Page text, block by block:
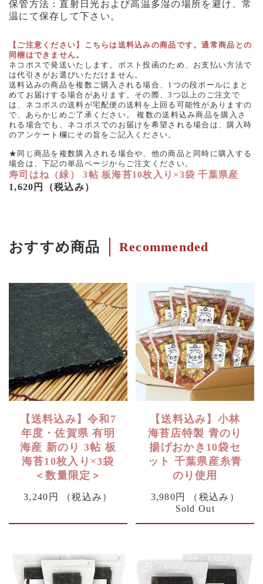
保管方法：直射日光および高温多湿の場所を避け、常
温にて保存して下さい。
【ご注意ください】こちらは送料込みの商品です。通常商品との
同梱はできません。
ネコポスで発送いたします。ポスト投函のため、お支払い方法で
は代引きがお選びいただけません。
送料込みの商品を複数ご購入される場合、1つの段ボールにまと
めてお届けする場合があります。その際、3つ以上のご注文で
は、ネコポスの送料が宅配便の送料を上回る可能性がありますの
で、あらかじめご了承ください。 複数の送料込み商品を購入さ
れる場合でも、ネコポスでのお届けを希望される場合は、購入時
のアンケート欄にその旨をご記入ください。
★同じ商品を複数購入される場合や、他の商品と同時に購入する
場合は、下記の単品ページからご注文ください。
寿司はね（緑） 3帖 板海苔10枚入り×3袋 千葉県産
1,620円（税込み）
おすすめ商品 Recommended
【送料込み】令和7
年度・佐賀県 有明
海産 新のり 3帖 板
海苔10枚入り×3袋
＜数量限定＞
3,240円 （税込み）
【送料込み】小林
海苔店特製 青のり
揚げおかき10袋セ
ット 千葉県産糸青
のり使用
3,980円
（税込み）
Sold Out